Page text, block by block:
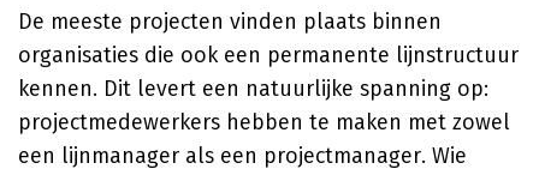
De meeste projecten vinden plaats binnen
organisaties die ook een permanente lijnstructuur
kennen. Dit levert een natuurlijke spanning op:
projectmedewerkers hebben te maken met zowel
een lijnmanager als een projectmanager. Wie